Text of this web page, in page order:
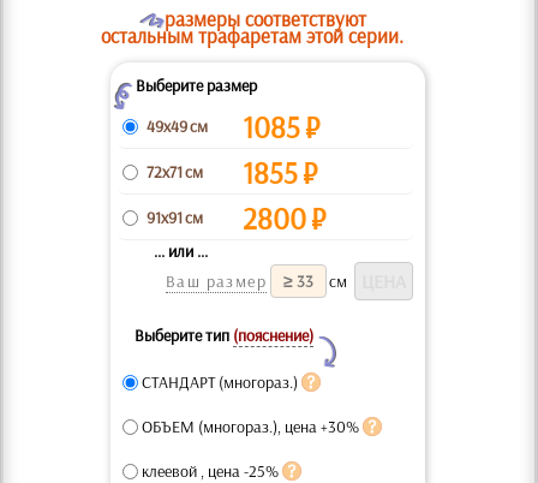
Oразмеры соответствуют
остальным трафаретам этой серии.
ZВыберите размер
49x49 см
1085₽
72x71 см 1855₽
91x91 см 2800₽
... или ...
Ваш размер
см
Выберите тип (пояснение)
Y
СТАНДАРТ (многораз.)
ОБЪЕМ (многораз.), цена +30%
клеевой , цена -25%